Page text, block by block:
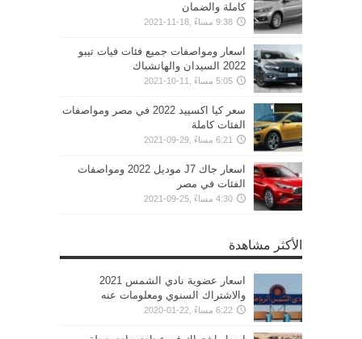
كاملة والضمان
9:38 مساءً ,18-11-2021
اسعار ومواصفات جميع فئات فيات تيبو
2022 السيدان والهاتشباك
5:05 مساءً ,11-10-2021
سعر كيا اكسييد 2022 في مصر ومواصفات
الفئات كاملة
6:21 مساءً ,29-09-2021
اسعار جاك J7 موديل 2022 ومواصفات
الفئات في مصر
4:30 مساءً ,25-09-2021
الأكثر مشاهدة
اسعار عضوية نادي الشمس 2021
والاشتراك السنوي ومعلومات عنه
6:22 مساءً ,22-01-2020